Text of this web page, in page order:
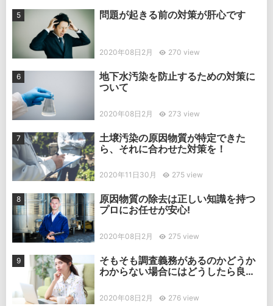
問題が起きる前の対策が肝心です
2020年08日2月 270 view
地下水汚染を防止するための対策に
ついて
2020年08日2月 273 view
土壌汚染の原因物質が特定できた
ら、それに合わせた対策を！
2020年11日30月 275 view
原因物質の除去は正しい知識を持つ
プロにお任せが安心!
2020年08日2月 275 view
そもそも調査義務があるのかどうか
わからない場合にはどうしたら良
2020年08日2月 276 view